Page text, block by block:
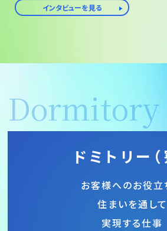
インタビューを見る
Dormitory
ドミトリー
お客様へのお役立
住まいを通して
実現する仕事